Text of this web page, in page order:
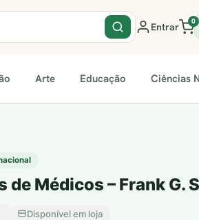
Entrar 0
Arte Educação Ciências
de Médicos – Frank G.
Disponível em loja